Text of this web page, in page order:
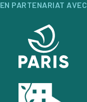
EN PARTENARIAT AVEC